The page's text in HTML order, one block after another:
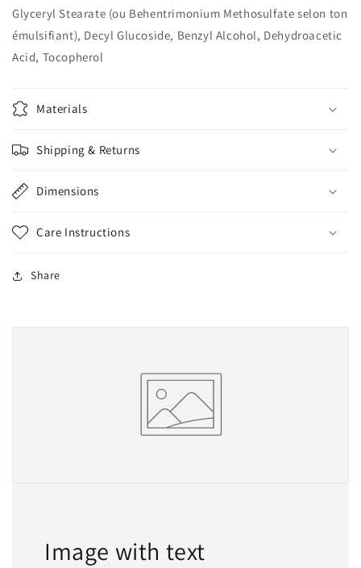
Glyceryl Stearate (ou Behentrimonium Methosulfate selon ton
émulsifiant), Decyl Glucoside, Benzyl Alcohol, Dehydroacetic
Acid, Tocopherol
Materials
Shipping & Returns
Dimensions
Care Instructions
Share
Image with text